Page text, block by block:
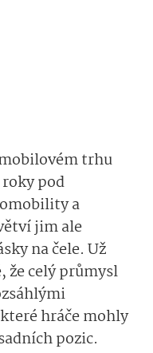
trhu
pod
a
jim ale
na čele. Už
že celý průmysl
hráče mohly
pozic.